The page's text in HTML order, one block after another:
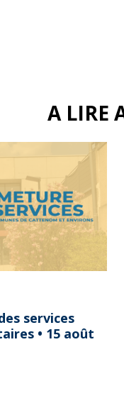
A LIRE
services
• 15 août